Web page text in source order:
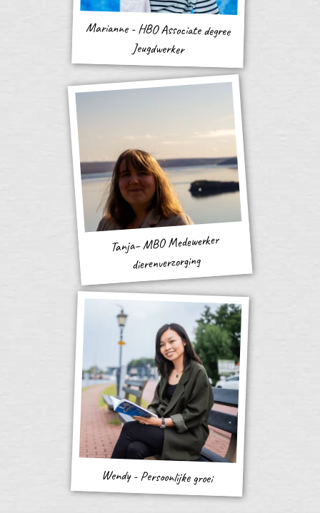
Marianne - HBO Associate degree
Jeugdwerker
Tanja– MBO Medewerker
dierenverzorging
Wendy - Persoonlijke groei